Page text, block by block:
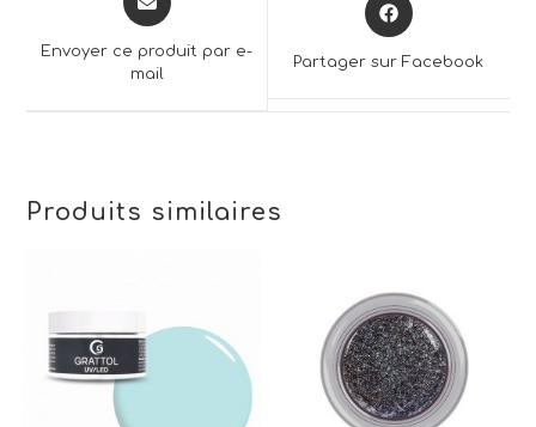
in
new
Envoyer ce produit par e-
mail
in
Partager sur Facebook
Produits similaires